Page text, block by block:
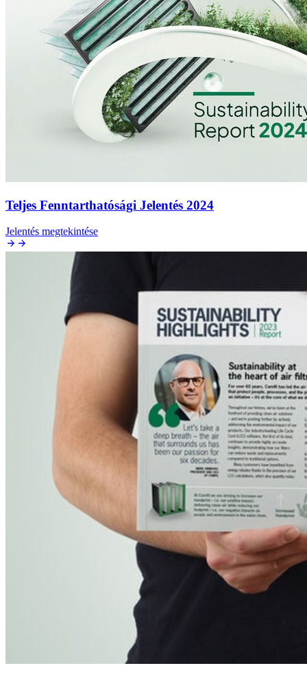
Teljes Fenntarthatósági Jelentés 2024
Jelentés megtekintése